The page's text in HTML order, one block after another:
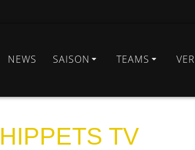
NEWS SAISON TEAMS
TV